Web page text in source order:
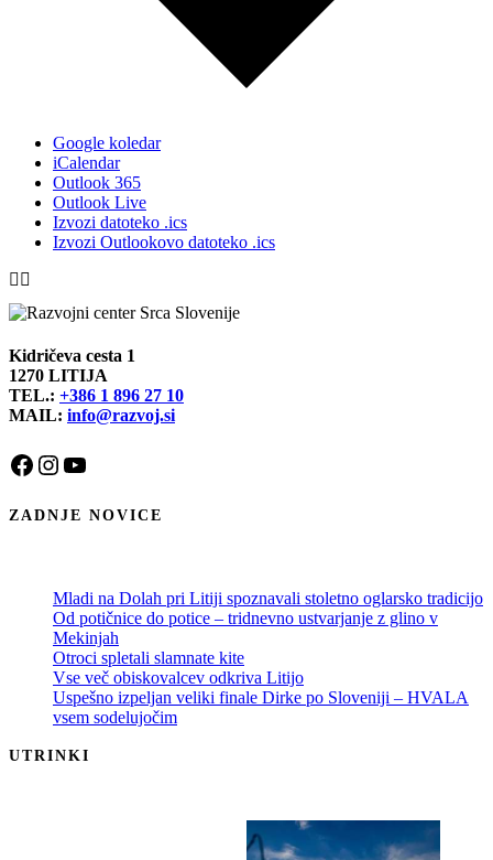
Google koledar
iCalendar
Outlook 365
Outlook Live
Izvozi datoteko .ics
Izvozi Outlookovo datoteko .ics
Kidričeva cesta 1
1270 LITIJA
TEL.: +386 1 896 27 10
MAIL: info@razvoj.si
Facebook
Instagram
YouTube
ZADNJE NOVICE
Mladi na Dolah pri Litiji spoznavali stoletno oglarsko tradicijo
Od potičnice do potice – tridnevno ustvarjanje z glino v
Mekinjah
Otroci spletali slamnate kite
Vse več obiskovalcev odkriva Litijo
Uspešno izpeljan veliki finale Dirke po Sloveniji – HVALA
vsem sodelujočim
UTRINKI